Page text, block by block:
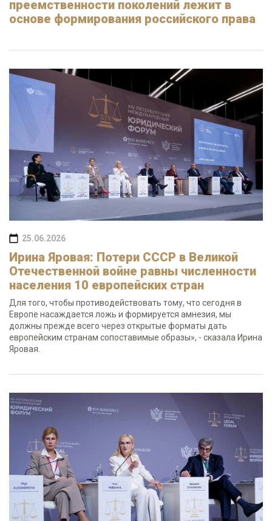
преемственности поколений лежит в
основе формирования российского права
25.06.2026
Ирина Яровая: Потери СССР в Великой
Отечественной войне равны численности
населения 10 европейских стран
Для того, чтобы противодействовать тому, что сегодня в
Европе насаждается ложь и формируется амнезия, мы
должны прежде всего через открытые форматы дать
европейским странам сопоставимые образы», - сказала Ирина
Яровая.